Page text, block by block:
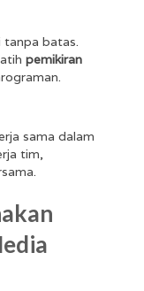
tanpa batas.
pemikiran
sama dalam
tim,